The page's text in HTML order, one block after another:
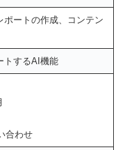
ポートの作成、コンテン
トするAI機能
合わせ